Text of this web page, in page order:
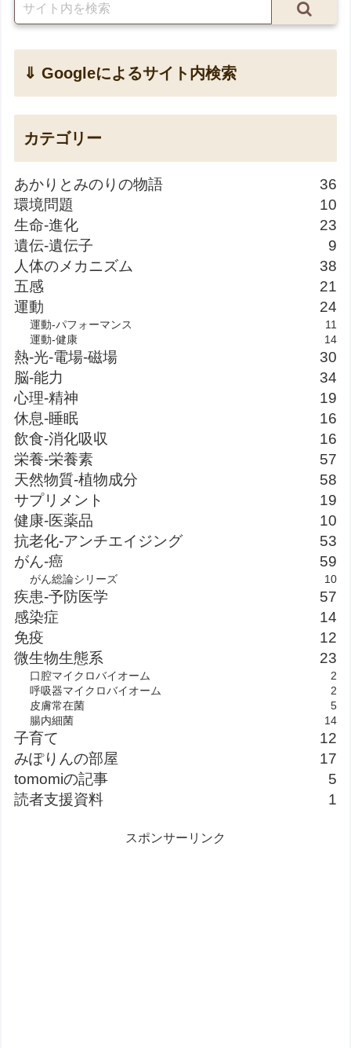
⇓ Googleによるサイト内検索
カテゴリー
あかりとみのりの物語
36
環境問題
10
生命-進化
23
遺伝-遺伝子
9
人体のメカニズム
38
五感
21
運動
24
運動-パフォーマンス
11
運動-健康
14
熱-光-電場-磁場
30
脳-能力
34
心理-精神
19
休息-睡眠
16
飲食-消化吸収
16
栄養-栄養素
57
天然物質-植物成分
58
サプリメント
19
健康-医薬品
10
抗老化-アンチエイジング
53
がん-癌
59
がん総論シリーズ 10
疾患-予防医学
57
感染症
14
免疫
12
微生物生態系
23
口腔マイクロバイオーム
2
呼吸器マイクロバイオーム
2
皮膚常在菌
5
腸内細菌
14
子育て
12
みぽりんの部屋
17
tomomiの記事
5
読者支援資料
1
スポンサーリンク